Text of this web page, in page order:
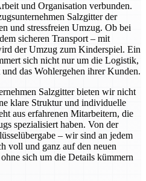
und Organisation verbunden.
Salzgitter der
und stressfreien Umzug. Ob bei
sicheren Transport – mit
der Umzug zum Kinderspiel. Ein
sich nicht nur um die Logistik,
das Wohlergehen ihrer Kunden.
Salzgitter bieten wir nicht
klare Struktur und individuelle
aus erfahrenen Mitarbeitern, die
spezialisiert haben. Von der
– wir sind an jedem
voll und ganz auf den neuen
sich um die Details kümmern